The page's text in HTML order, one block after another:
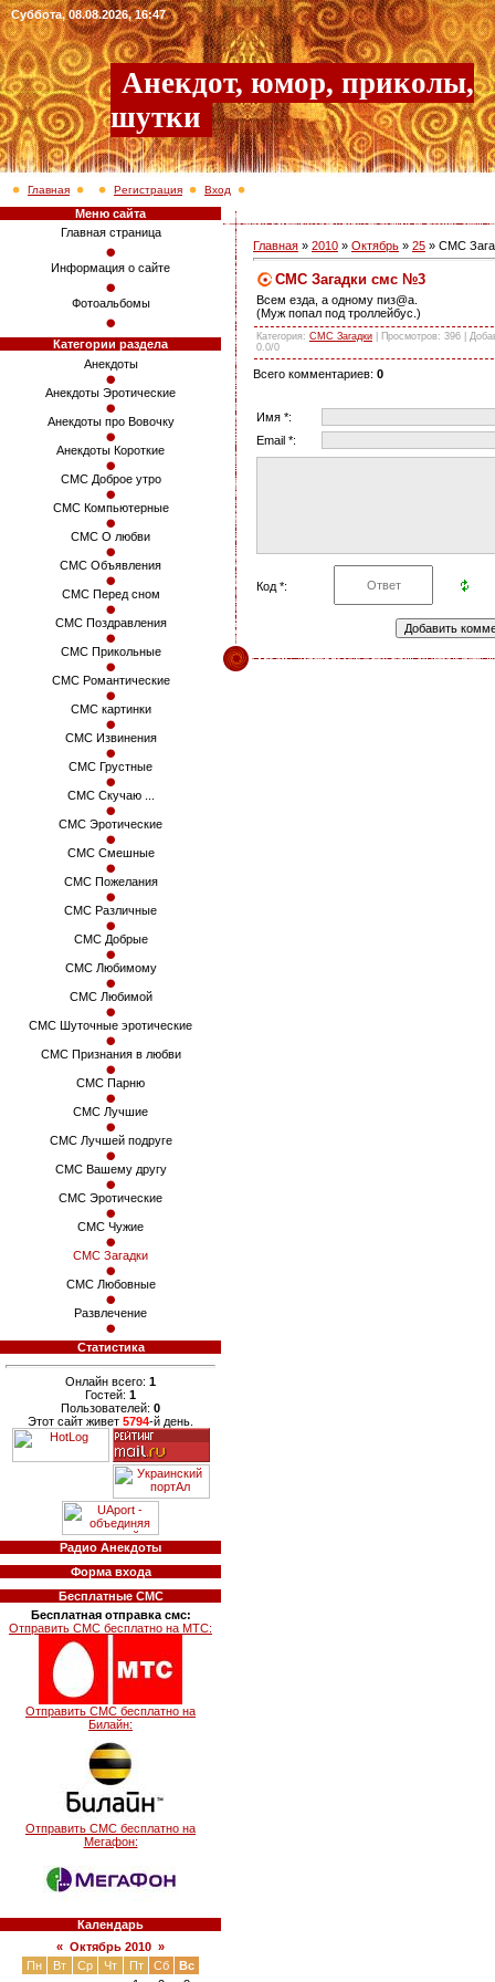
Суббота, 08.08.2026, 16:47
Анекдот, юмор, приколы,
шутки
Главная Регистрация Вход
Меню сайта
Главная страница
Информация о сайте
Фотоальбомы
Категории раздела
Анекдоты
Анекдоты Эротические
Анекдоты про Вовочку
Анекдоты Короткие
СМС Доброе утро
СМС Компьютерные
СМС О любви
СМС Объявления
СМС Перед сном
СМС Поздравления
СМС Прикольные
СМС Романтические
СМС картинки
СМС Извинения
СМС Грустные
СМС Скучаю ...
СМС Эротические
СМС Смешные
СМС Пожелания
СМС Различные
СМС Добрые
СМС Любимому
СМС Любимой
СМС Шуточные эротические
СМС Признания в любви
СМС Парню
СМС Лучшие
СМС Лучшей подруге
СМС Вашему другу
СМС Эротические
СМС Чужие
СМС Загадки
СМС Любовные
Развлечение
Статистика
Онлайн всего: 1
Гостей: 1
Пользователей: 0
Этот сайт живет 5794-й день.
Радио Анекдоты
Форма входа
Бесплатные СМС
Бесплатная отправка смс:
Отправить СМС бесплатно на МТС:
Отправить СМС бесплатно на
Билайн:
Отправить СМС бесплатно на
Мегафон:
Календарь
« Октябрь 2010 »
Пн
Вт Ср Чт Пт Сб
Вс
Главная » 2010 » Октябрь » 25 » СМС
СМС Загадки смс №3
Всем езда, а одному пиз@а.
(Муж попал под троллейбус.)
Категория: СМС Загадки Просмотров: 396 |
0.0/0
Всего комментариев: 0
Имя *:
Email *:
Код *: